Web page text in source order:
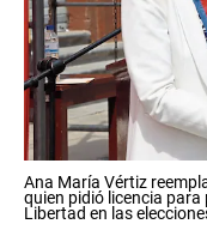
Ana María Vértiz
quien pidió licencia para
Libertad en las